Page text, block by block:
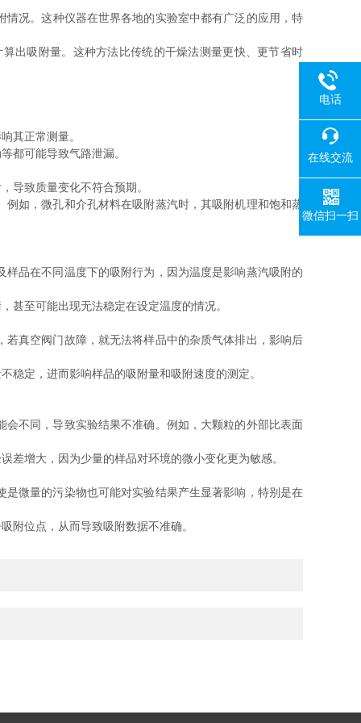
况。这种仪器在世界各地的实验室中都有广泛的应用，特
吸附量。这种方法比传统的干燥法测量更快、更节省时
其正常测量。
可能导致气路泄漏。
致质量变化不符合预期。
，微孔和介孔材料在吸附蒸汽时，其吸附机理和饱和蒸
品在不同温度下的吸附行为，因为温度是影响蒸汽吸附的
至可能出现无法稳定在设定温度的情况。
真空阀门故障，就无法将样品中的杂质气体排出，影响后
定，进而影响样品的吸附量和吸附速度的测定。
不同，导致实验结果不准确。例如，大颗粒的外部比表面
增大，因为少量的样品对环境的微小变化更为敏感。
微量的污染物也可能对实验结果产生显著影响，特别是在
位点，从而导致吸附数据不准确。
电话
在线交流
微信扫一扫